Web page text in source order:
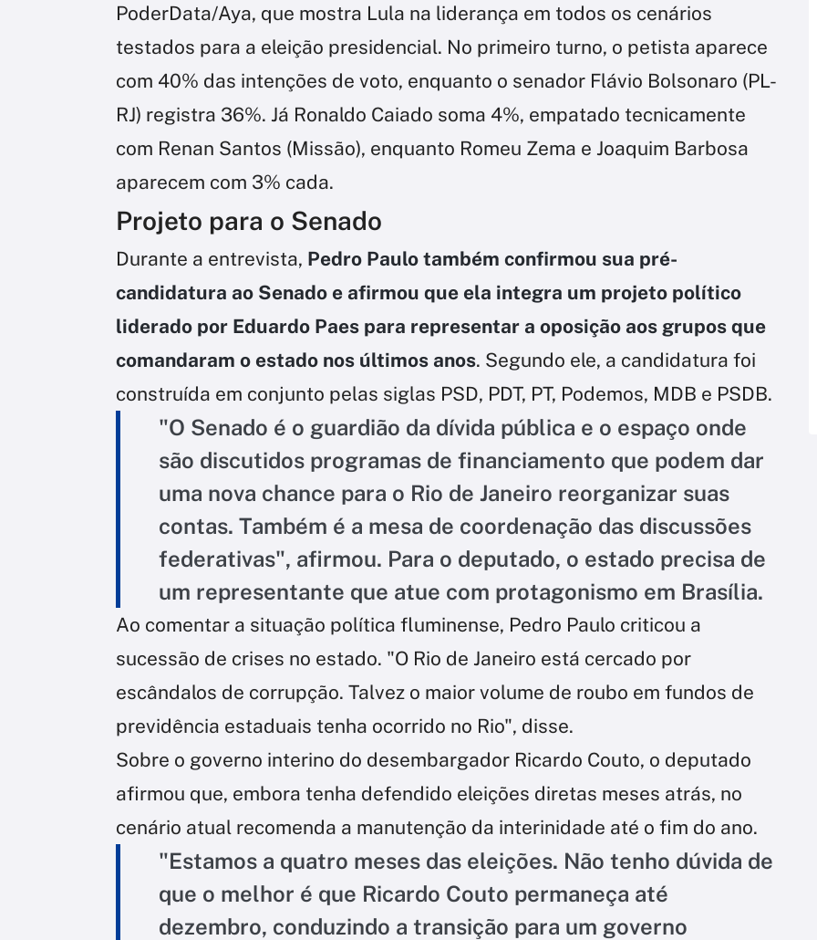
PoderData/Aya, que mostra Lula na liderança em todos os cenários
testados para a eleição presidencial. No primeiro turno, o petista aparece
com 40% das intenções de voto, enquanto o senador Flávio Bolsonaro (PL-
RJ) registra 36%. Já Ronaldo Caiado soma 4%, empatado tecnicamente
com Renan Santos (Missão), enquanto Romeu Zema e Joaquim Barbosa
aparecem com 3% cada.
Projeto para o Senado
Durante a entrevista, Pedro Paulo também confirmou sua pré-
candidatura ao Senado e afirmou que ela integra um projeto político
liderado por Eduardo Paes para representar a oposição aos grupos que
comandaram o estado nos últimos anos. Segundo ele, a candidatura foi
construída em conjunto pelas siglas PSD, PDT, PT, Podemos, MDB e PSDB.
"O Senado é o guardião da dívida pública e o espaço onde
são discutidos programas de financiamento que podem dar
uma nova chance para o Rio de Janeiro reorganizar suas
contas. Também é a mesa de coordenação das discussões
federativas", afirmou. Para o deputado, o estado precisa de
um representante que atue com protagonismo em Brasília.
Ao comentar a situação política fluminense, Pedro Paulo criticou a
sucessão de crises no estado. "O Rio de Janeiro está cercado por
escândalos de corrupção. Talvez o maior volume de roubo em fundos de
previdência estaduais tenha ocorrido no Rio", disse.
Sobre o governo interino do desembargador Ricardo Couto, o deputado
afirmou que, embora tenha defendido eleições diretas meses atrás, no
cenário atual recomenda a manutenção da interinidade até o fim do ano.
"Estamos a quatro meses das eleições. Não tenho dúvida de
que o melhor é que Ricardo Couto permaneça até
dezembro, conduzindo a transição para um governo